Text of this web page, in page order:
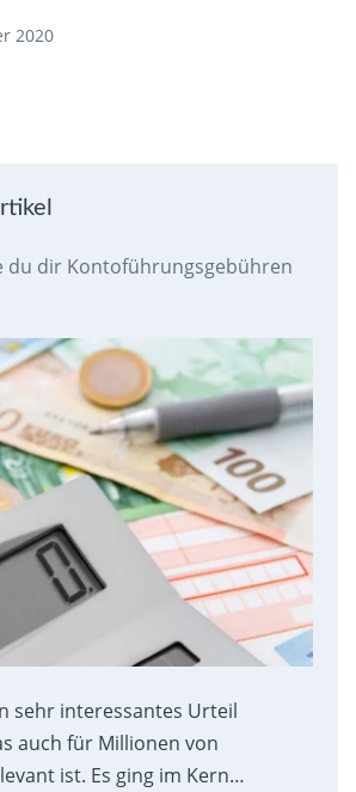
2020
du dir Kontoführungsgebühren
sehr interessantes Urteil
auch für Millionen von
ist. Es ging im Kern…